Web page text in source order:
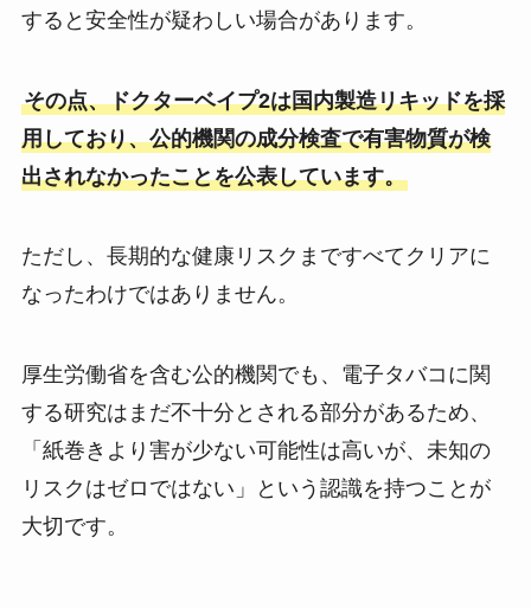
すると安全性が疑わしい場合があります。
その点、ドクターベイプ2は国内製造リキッドを採
用しており、公的機関の成分検査で有害物質が検
出されなかったことを公表しています。
ただし、長期的な健康リスクまですべてクリアに
なったわけではありません。
厚生労働省を含む公的機関でも、電子タバコに関
する研究はまだ不十分とされる部分があるため、
「紙巻きより害が少ない可能性は高いが、未知の
リスクはゼロではない」という認識を持つことが
大切です。